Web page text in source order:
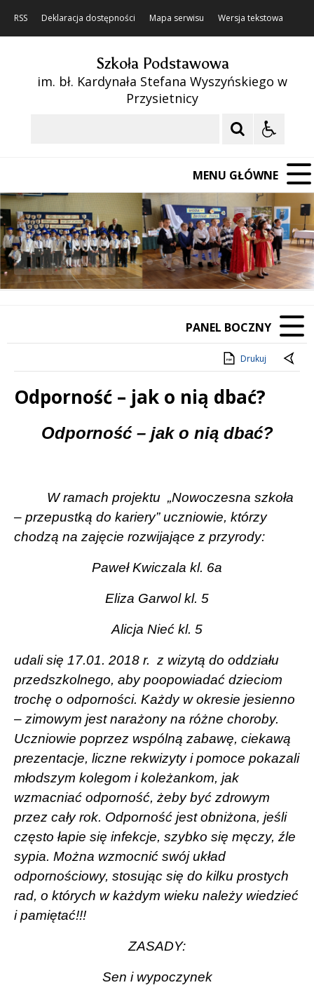
RSS Deklaracja dostępności Mapa serwisu Wersja tekstowa
Szkoła Podstawowa
im. bł. Kardynała Stefana Wyszyńskiego w
Przysietnicy
MENU GŁÓWNE
Poprzedni Element
Następny Element
❚❚
PANEL BOCZNY
Drukuj
Odporność – jak o nią dbać?
TreśćOdporność – jak o nią dbać?
W ramach projektu „Nowoczesna szkoła
– przepustką do kariery” uczniowie, którzy
chodzą na zajęcie rozwijające z przyrody:
Paweł Kwiczala kl. 6a
Eliza Garwol kl. 5
Alicja Nieć kl. 5
udali się 17.01. 2018 r. z wizytą do oddziału
przedszkolnego, aby poopowiadać dzieciom
trochę o odporności. Każdy w okresie jesienno
– zimowym jest narażony na różne choroby.
Uczniowie poprzez wspólną zabawę, ciekawą
prezentacje, liczne rekwizyty i pomoce pokazali
młodszym kolegom i koleżankom, jak
wzmacniać odporność, żeby być zdrowym
przez cały rok. Odporność jest obniżona, jeśli
często łapie się infekcje, szybko się męczy, źle
sypia. Można wzmocnić swój układ
odpornościowy, stosując się do kilku prostych
rad, o których w każdym wieku należy wiedzieć
i pamiętać!!!
ZASADY:
Sen i wypoczynek